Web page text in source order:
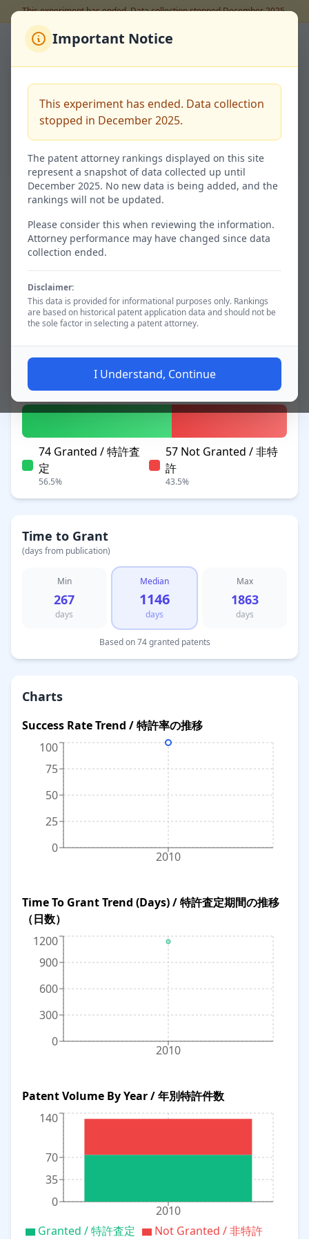
Important Notice
This experiment has ended. Data collection
stopped in December 2025.
The patent attorney rankings displayed on this site
represent a snapshot of data collected up until
December 2025. No new data is being added, and the
rankings will not be updated.
Please consider this when reviewing the information.
Attorney performance may have changed since data
collection ended.
Disclaimer:
This data is provided for informational purposes only. Rankings
are based on historical patent application data and should not be
the sole factor in selecting a patent attorney.
I Understand, Continue
This experiment has ended. Data collection stopped December 2025.
Back to Rankings
弟子丸 健
Code: 100088694
56.5%
Granted / 特許査定
74
56.5% of total
57
Avg. Time / 平均期間
1138d
~3.1 yrs
131
Applications
Patent Status
74 Granted / 特許査
定
56.5%
57 Not Granted / 非特
許
43.5%
Time to Grant
(days from publication)
Min
267
days
Median
1146
days
Max
1863
days
Based on 74 granted patents
Charts
Success Rate Trend / 特許率の推移
2010
0
25
50
75
100
Time To Grant Trend (Days) / 特許査定期間の推移
（日数）
2010
0
300
600
900
1200
Patent Volume By Year / 年別特許件数
2010
0
35
70
140
Granted / 特許査定 Not Granted / 非特許